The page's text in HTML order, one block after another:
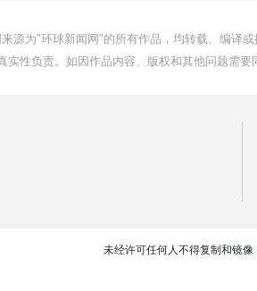
来源为"环球新闻网"的所有作品，均转载、编译
实性负责。如因作品内容、版权和其他问题需
未经许可任何人不得复制和镜